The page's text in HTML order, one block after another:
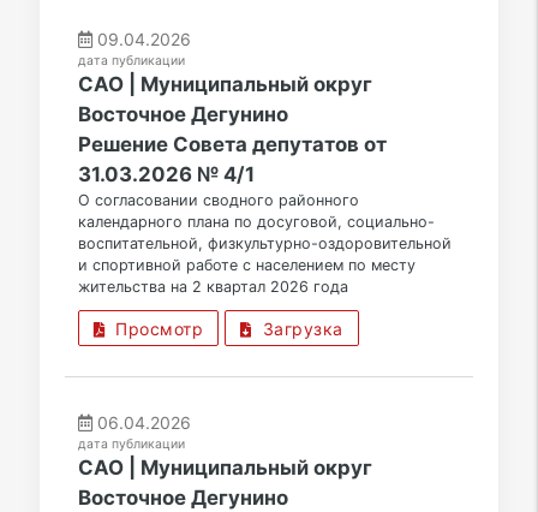
09.04.2026
дата публикации
САО | Муниципальный округ
Восточное Дегунино
Решение Совета депутатов от
31.03.2026 № 4/1
О согласовании сводного районного
календарного плана по досуговой, социально-
воспитательной, физкультурно-оздоровительной
и спортивной работе с населением по месту
жительства на 2 квартал 2026 года
Просмотр Загрузка
06.04.2026
дата публикации
САО | Муниципальный округ
Восточное Дегунино